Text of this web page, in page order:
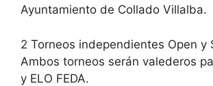
Ayuntamiento de Collado Villalba.
2 Torneos independientes Open y
Ambos torneos serán valederos
y ELO FEDA.